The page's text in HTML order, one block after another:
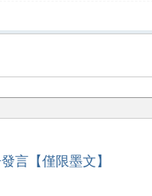
言【僅限墨文】